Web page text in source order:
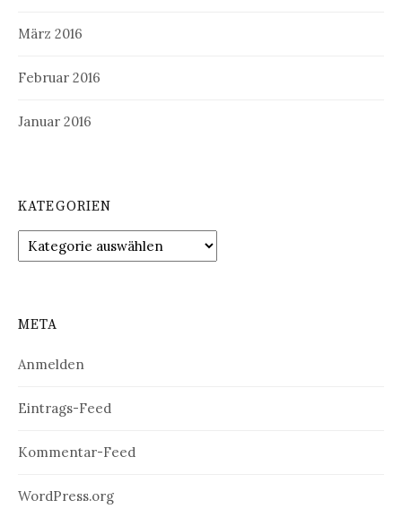
März 2016
Februar 2016
Januar 2016
KATEGORIEN
Kategorien
META
Anmelden
Eintrags-Feed
Kommentar-Feed
WordPress.org